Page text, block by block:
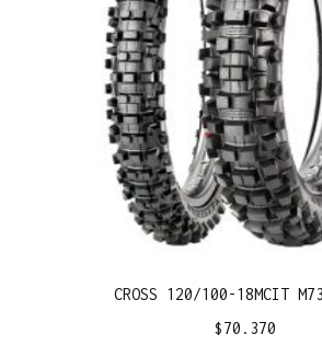
CROSS 120/100-18MCIT
$70.370